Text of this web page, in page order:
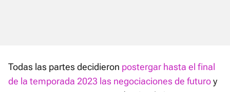
Todas las partes decidieron postergar hasta el final
de la temporada 2023 las negociaciones de futuroy